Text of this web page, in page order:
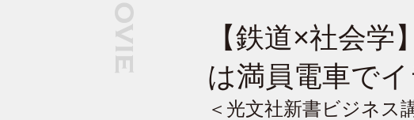
【鉄道×社会
は満員電車で
＜光文社新書ビジネス